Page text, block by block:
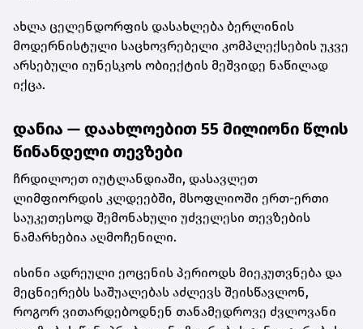
ახლა ცელენდორფის დასახლება ბერლინის
მოდერნისტული საცხოვრებელი კომპლექსების უკვე
არსებული იუნესკოს ობიექტის მეშვიდე ნაწილად
იქცა.
დანია — დაახლოებით 55 მილიონი წლის
წინანდელი თევზები
ჩრდილოეთ იუტლანდიაში, დასავლეთ
ლიმფიორდის კლდეებში, მსოფლიოში ერთ-ერთი
საუკეთესოდ შემონახული უძველესი თევზების
ნამარხებია აღმოჩენილი.
ისინი ადრეული ეოცენის პერიოდს მიეკუთვნება და
მეცნიერებს საშუალებას აძლევს შეისწავლონ,
როგორ ვითარდებოდნენ თანამედროვე ძვლოვანი